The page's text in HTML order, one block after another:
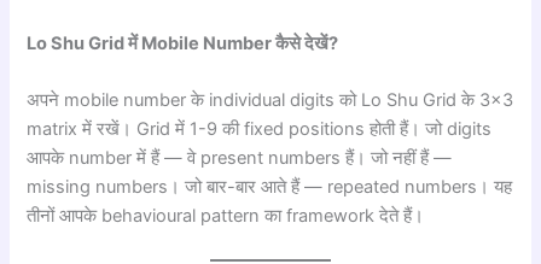
Lo Shu Grid में Mobile Number कैसे देखें?
अपने mobile number के individual digits को Lo Shu Grid के 3×3
matrix में रखें। Grid में 1-9 की fixed positions होती हैं। जो digits
आपके number में हैं — वे present numbers हैं। जो नहीं हैं —
missing numbers। जो बार-बार आते हैं — repeated numbers। यह
तीनों आपके behavioural pattern का framework देते हैं।